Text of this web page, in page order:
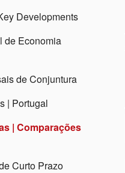
Developments
de Economia
de Conjuntura
| Portugal
| Comparações
Curto Prazo